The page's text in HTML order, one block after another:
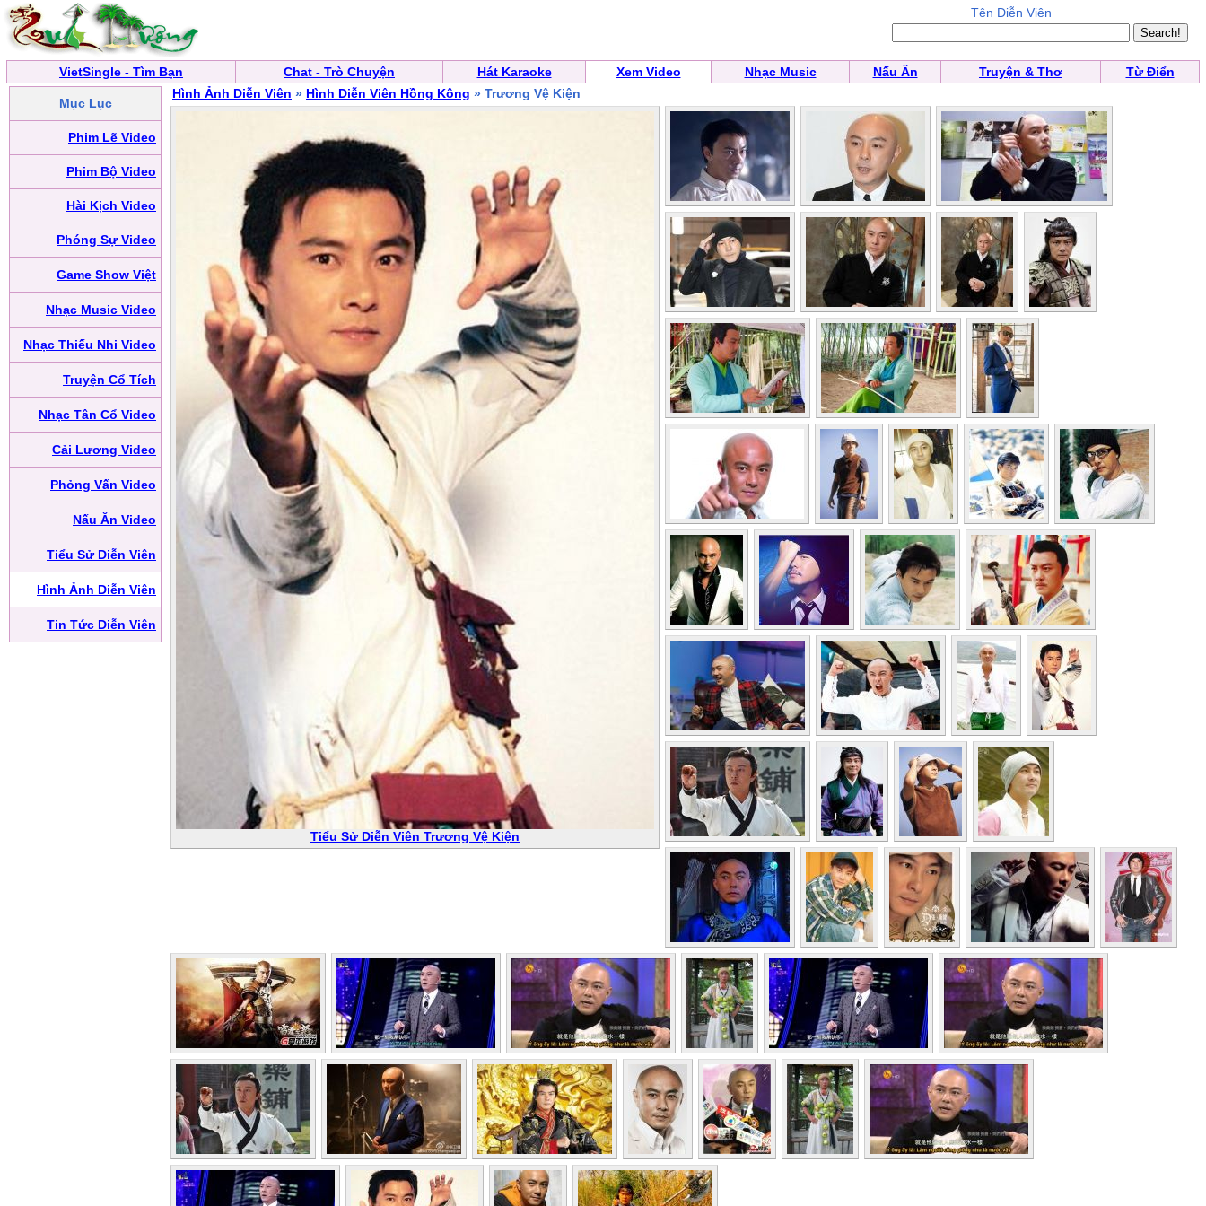
Tên Diễn Viên
VietSingle - Tìm Bạn Chat - Trò Chuyện Hát Karaoke Xem Video Nhạc Music Nấu Ăn Truyện & Thơ Từ Điển
Mục Lục
Phim Lẽ Video
Phim Bộ Video
Hài Kịch Video
Phóng Sự Video
Game Show Việt
Nhạc Music Video
Nhạc Thiếu Nhi Video
Truyện Cổ Tích
Nhạc Tân Cổ Video
Cải Lương Video
Phỏng Vấn Video
Nấu Ăn Video
Tiểu Sử Diễn Viên
Hình Ảnh Diễn Viên
Tin Tức Diễn Viên
Hình Ảnh Diễn Viên » Hình Diễn Viên Hồng Kông » Trương Vệ Kiện
Tiểu Sử Diễn Viên Trương Vệ Kiện